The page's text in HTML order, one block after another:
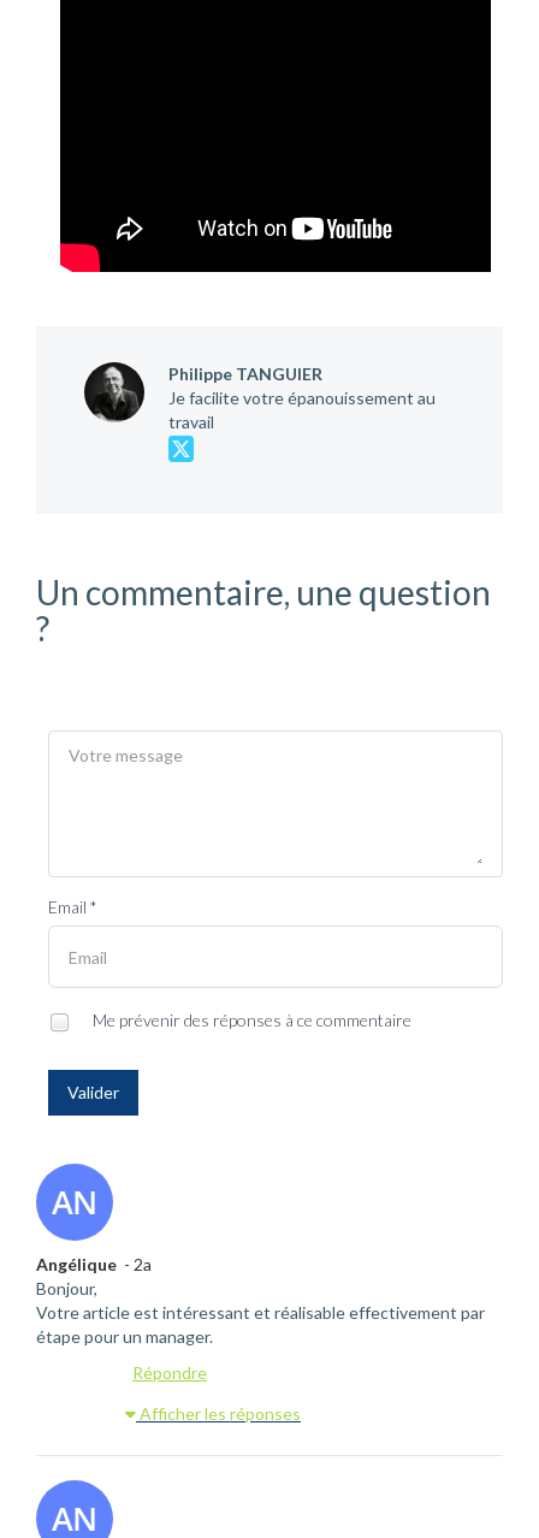
Philippe TANGUIER
Je facilite votre épanouissement au
travail
Un commentaire, une question
?
Email *
Me prévenir des réponses à ce commentaire
Valider
Angélique - 2a
Bonjour,
Votre article est intéressant et réalisable effectivement par
étape pour un manager.
Répondre
Afficher les réponses